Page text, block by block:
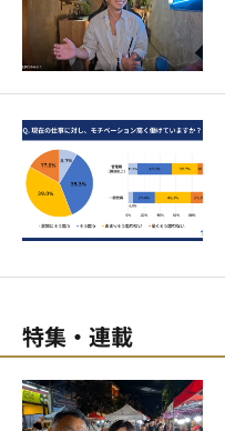
特集・連載